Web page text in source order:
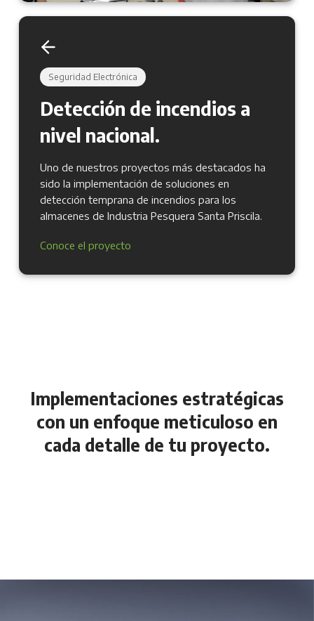
Seguridad Electrónica
Detección de incendios a
nivel nacional.
Uno de nuestros proyectos más destacados ha
sido la implementación de soluciones en
detección temprana de incendios para los
almacenes de Industria Pesquera Santa Priscila.
Conoce el proyecto
Implementaciones estratégicas
con un enfoque meticuloso en
cada detalle de tu proyecto.